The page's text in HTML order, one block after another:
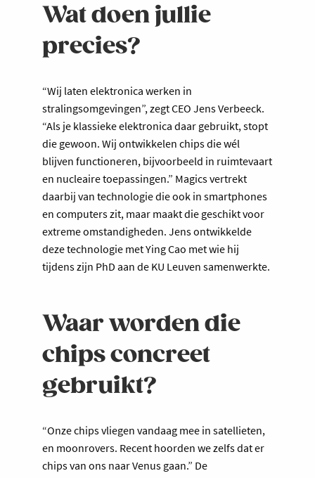
Wat doen jullie
precies?
“Wij laten elektronica werken in
stralingsomgevingen”, zegt CEO Jens Verbeeck.
“Als je klassieke elektronica daar gebruikt, stopt
die gewoon. Wij ontwikkelen chips die wél
blijven functioneren, bijvoorbeeld in ruimtevaart
en nucleaire toepassingen.” Magics vertrekt
daarbij van technologie die ook in smartphones
en computers zit, maar maakt die geschikt voor
extreme omstandigheden. Jens ontwikkelde
deze technologie met Ying Cao met wie hij
tijdens zijn PhD aan de KU Leuven samenwerkte.
Waar worden die
chips concreet
gebruikt?
“Onze chips vliegen vandaag mee in satellieten,
en moonrovers. Recent hoorden we zelfs dat er
chips van ons naar Venus gaan.” De